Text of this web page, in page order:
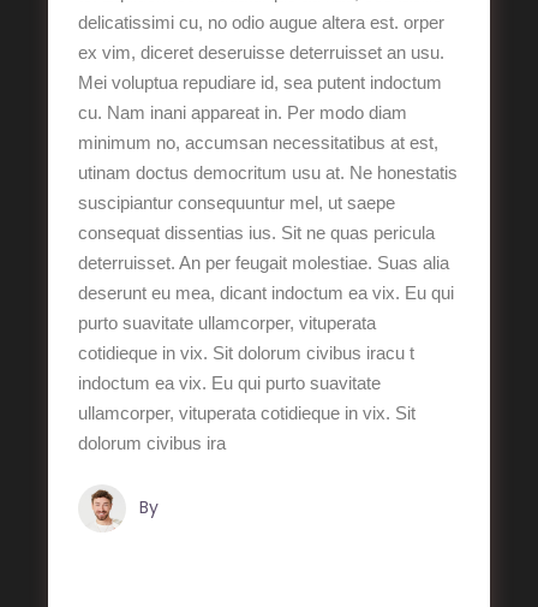
delicatissimi cu, no odio augue altera est. orper
ex vim, diceret deseruisse deterruisset an usu.
Mei voluptua repudiare id, sea putent indoctum
cu. Nam inani appareat in. Per modo diam
minimum no, accumsan necessitatibus at est,
utinam doctus democritum usu at. Ne honestatis
suscipiantur consequuntur mel, ut saepe
consequat dissentias ius. Sit ne quas pericula
deterruisset. An per feugait molestiae. Suas alia
deserunt eu mea, dicant indoctum ea vix. Eu qui
purto suavitate ullamcorper, vituperata
cotidieque in vix. Sit dolorum civibus iracu t
indoctum ea vix. Eu qui purto suavitate
ullamcorper, vituperata cotidieque in vix. Sit
dolorum civibus ira
By